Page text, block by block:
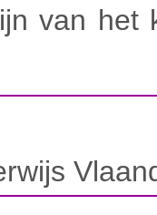
van het